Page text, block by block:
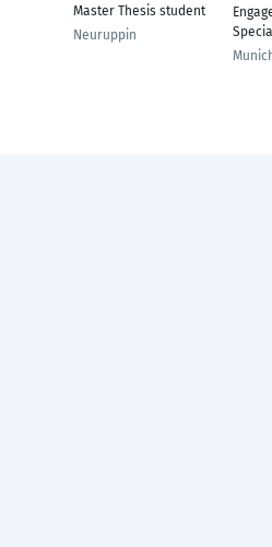
Master Thesis student
Neuruppin